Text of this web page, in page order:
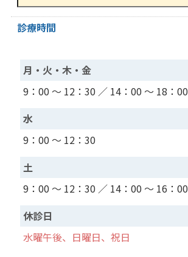
診療時間
月・火・木・金
9：00 ～ 12：30 ／ 14：00 ～ 18：00
水
9：00 ～ 12：30
土
9：00 ～ 12：30 ／ 14：00 ～ 16：00
休診日
水曜午後、日曜日、祝日